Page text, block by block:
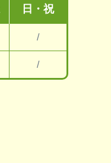
日・祝
/
/